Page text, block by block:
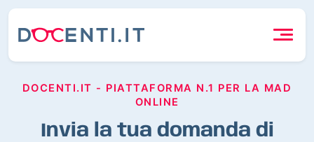
DOCENTI.IT - PIATTAFORMA N.1 PER LA MAD
ONLINE
Invia la tua domanda di